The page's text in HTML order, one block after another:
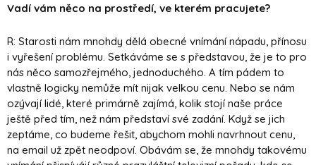
Vadí vám něco na prostředí, ve kterém pracujete?
R: Starosti nám mnohdy dělá obecné vnímání nápadu, přínosu
i vyřešení problému. Setkáváme se s představou, že je to pro
nás něco samozřejmého, jednoduchého. A tím pádem to
vlastně logicky nemůže mít nijak velkou cenu. Nebo se nám
ozývají lidé, které primárně zajímá, kolik stojí naše práce
ještě před tím, než nám představí své zadání. Když se jich
zeptáme, co budeme řešit, abychom mohli navrhnout cenu,
na email už zpět neodpoví. Obávám se, že mnohdy takovému